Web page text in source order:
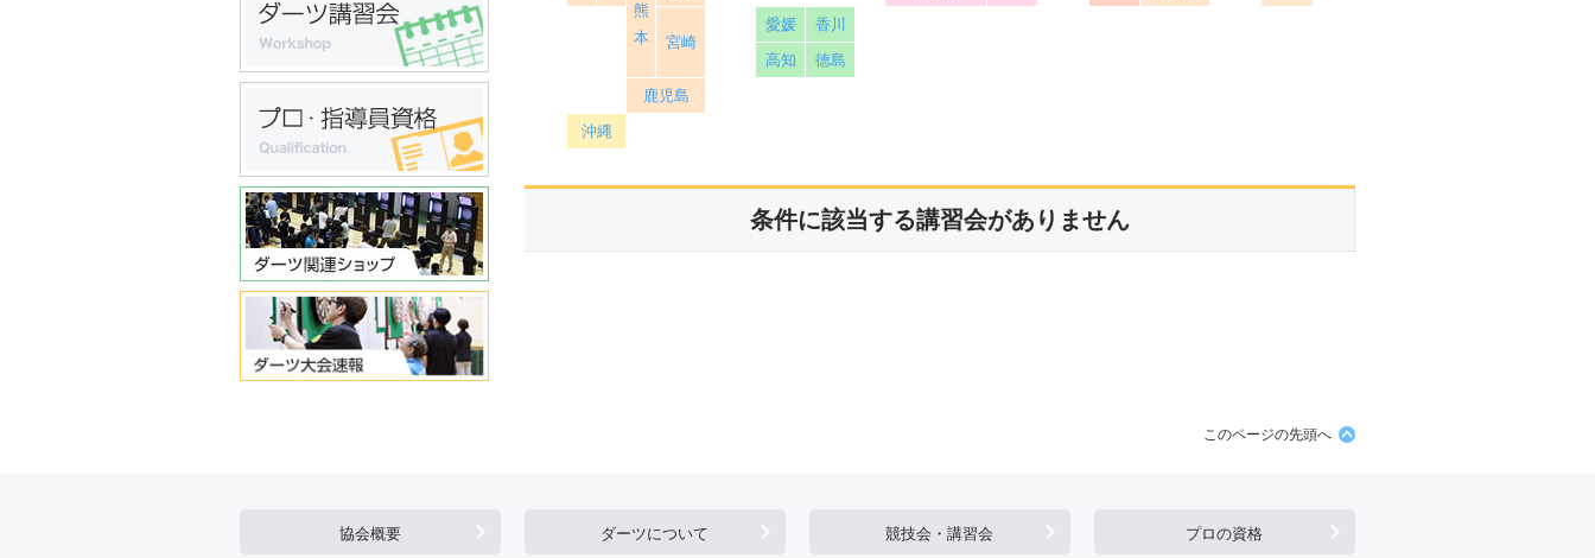
熊
本
宮崎
愛媛
香川
高知
徳島
鹿児島
沖縄
条件に該当する講習会がありません
このページの先頭へ
協会概要 ダーツについて 競技会・講習会 プロの資格